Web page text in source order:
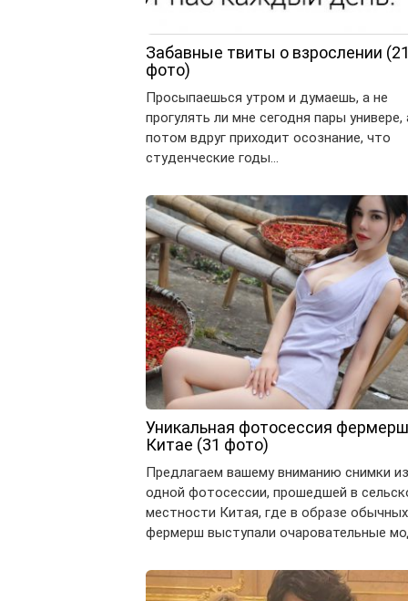
Забавные твиты о взрослении
фото)
Просыпаешься утром и думаешь, а не
прогулять ли мне сегодня пары универе,
потом вдруг приходит осознание, что
студенческие годы…
Уникальная фотосессия
Китае (31 фото)
Предлагаем вашему вниманию снимки из
одной фотосессии, прошедшей в
местности Китая, где в образе обычных
фермерш выступали очаровательные